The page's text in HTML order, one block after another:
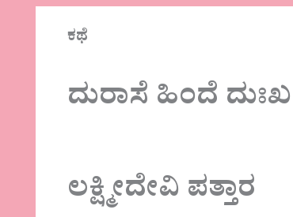
ಕಥೆ
ದುರಾಸೆ ಹಿಂದೆ ದುಃಖ
ಲಕ್ಷ್ಮೀದೇವಿ ಪತ್ತಾರ